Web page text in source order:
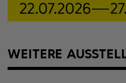
WEITERE